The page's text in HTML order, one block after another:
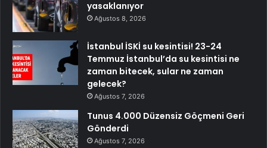
yasaklanıyor
Ağustos 8, 2026
İstanbul İSKİ su kesintisi! 23-24
Temmuz İstanbul’da su kesintisi ne
zaman bitecek, sular ne zaman
gelecek?
Ağustos 7, 2026
Tunus 4.000 Düzensiz Göçmeni Geri
Gönderdi
Ağustos 7, 2026